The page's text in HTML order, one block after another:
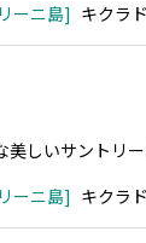
ーニ島 キクラ
美しいサントリ
ーニ島 キクラ